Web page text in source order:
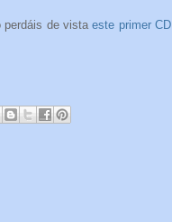
perdáis de vista este primer CD